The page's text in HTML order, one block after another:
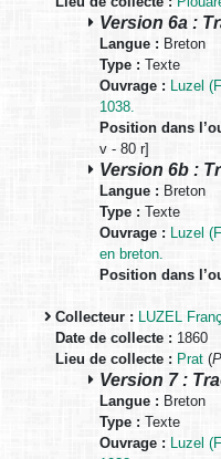
Version 6a :
Langue : Breton
Type : Texte
Ouvrage : Luzel
1038.
Position dans
v - 80 r]
Version 6b :
Langue : Breton
Type : Texte
Ouvrage : Luzel
en breton.
Position dans
Collecteur : LUZEL
Date de collecte : 1860
Lieu de collecte : Prat (
Version 7 :
Langue : Breton
Type : Texte
Ouvrage : Luzel